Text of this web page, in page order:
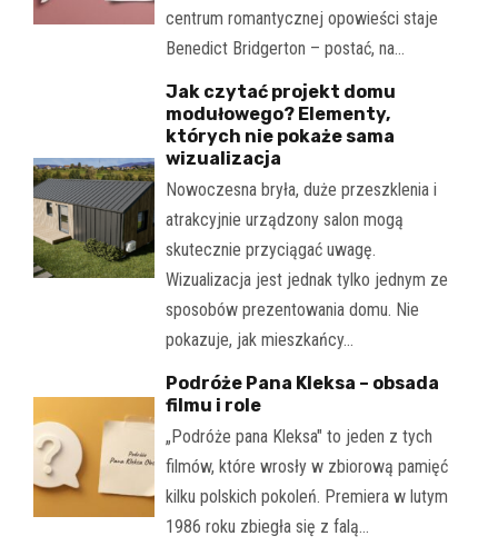
centrum romantycznej opowieści staje
Benedict Bridgerton – postać, na…
Jak czytać projekt domu
modułowego? Elementy,
których nie pokaże sama
wizualizacja
Nowoczesna bryła, duże przeszklenia i
atrakcyjnie urządzony salon mogą
skutecznie przyciągać uwagę.
Wizualizacja jest jednak tylko jednym ze
sposobów prezentowania domu. Nie
pokazuje, jak mieszkańcy…
Podróże Pana Kleksa – obsada
filmu i role
„Podróże pana Kleksa" to jeden z tych
filmów, które wrosły w zbiorową pamięć
kilku polskich pokoleń. Premiera w lutym
1986 roku zbiegła się z falą…